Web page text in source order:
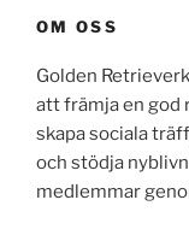
OM OSS
Golden
att främja en god
skapa sociala
och stödja
medlemmar